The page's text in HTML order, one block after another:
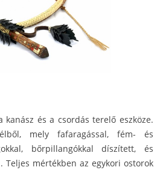
kanász és a csordás terelő eszköze.
mely fafaragással, fém- és
bőrpillangókkal díszített, és
Teljes mértékben az egykori ostorok